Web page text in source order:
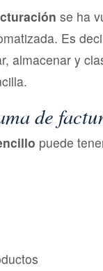
se ha
Es
almacenar y
de
puede